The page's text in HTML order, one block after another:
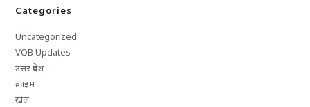
Categories
Uncategorized
VOB Updates
उत्तर प्रदेश
क्राइम
खेल